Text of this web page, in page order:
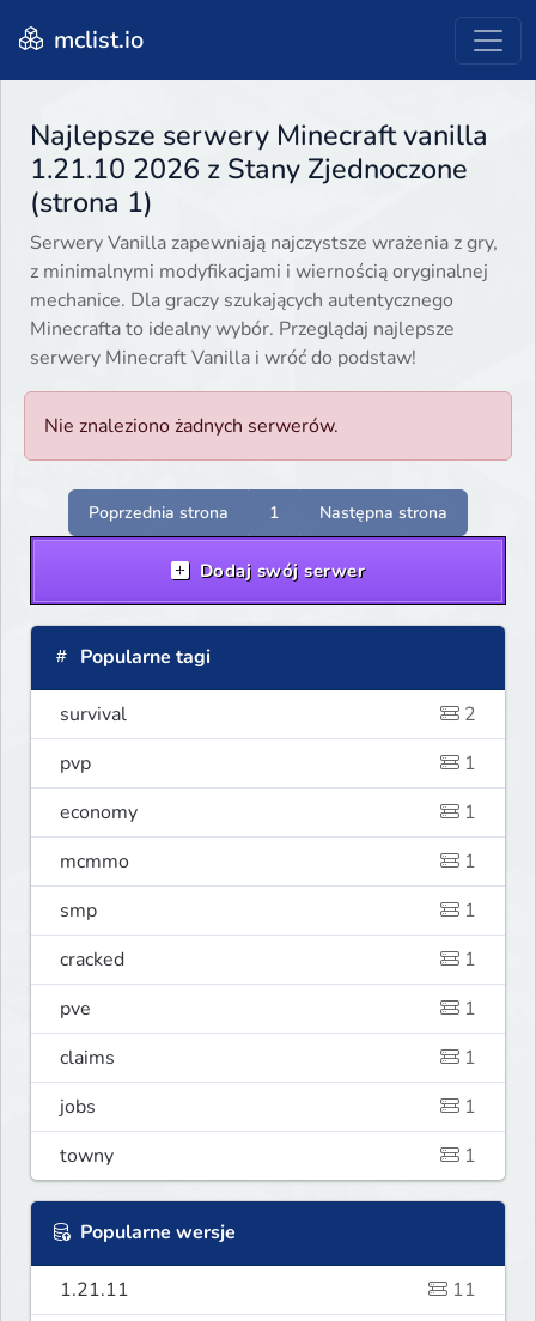
mclist.io
Najlepsze serwery Minecraft vanilla
1.21.10 2026 z Stany Zjednoczone
(strona 1)
Serwery Vanilla zapewniają najczystsze wrażenia z gry,
z minimalnymi modyfikacjami i wiernością oryginalnej
mechanice. Dla graczy szukających autentycznego
Minecrafta to idealny wybór. Przeglądaj najlepsze
serwery Minecraft Vanilla i wróć do podstaw!
Nie znaleziono żadnych serwerów.
Poprzednia strona 1 Następna strona
Dodaj swój serwer
Popularne tagi
survival
2
pvp
1
economy
1
mcmmo
1
smp
1
cracked
1
pve
1
claims
1
jobs
1
towny
1
Popularne wersje
1.21.11
11